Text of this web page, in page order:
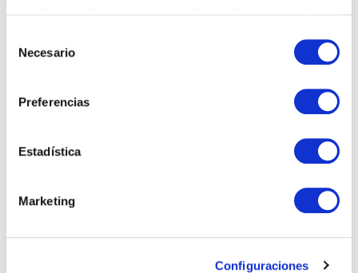
Necesario
Preferencias
Estadística
Marketing
Configuraciones